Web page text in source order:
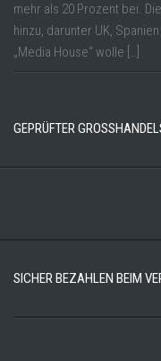
mehr als 20 Prozent bei.
hinzu, darunter UK,
„Media House“ wolle […]
GEPRÜFTER
SICHER BEZAHLEN BEIM